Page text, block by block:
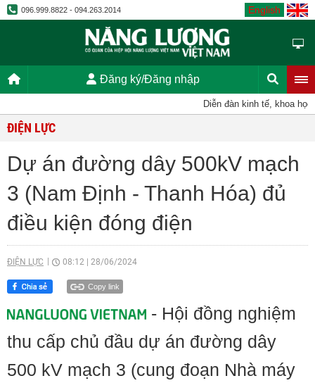
096.999.8822 - 094.263.2014 English
Đăng ký/Đăng nhập
Diễn đàn kinh tế, khoa học,
ĐIỆN LỰC
Dự án đường dây 500kV mạch
3 (Nam Định - Thanh Hóa) đủ
điều kiện đóng điện
ĐIỆN LỰC 08:12 28/06/2024
Copy link
- Hội đồng nghiệm
thu cấp chủ đầu dự án đường dây
500 kV mạch 3 (cung đoạn Nhà máy